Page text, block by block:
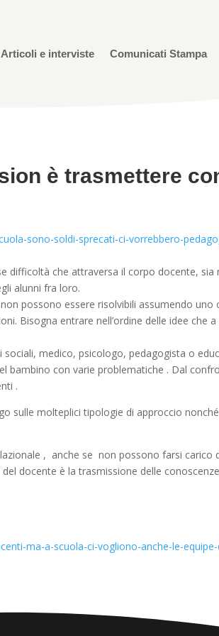
Articoli e interviste Comunicati Stampa
è trasmettere
sono-soldi-sprecati-ci-vorrebbero-
che attraversa il corpo docente, sia
alunni fra loro.
possono essere risolvibili assumendo uno
Bisogna entrare nell’ordine delle idee che
medico, psicologo, pedagogista o
con varie problematiche . Dal
.
sulle molteplici tipologie di approccio
, anche se non possono farsi carico
docente è la trasmissione delle
ma-a-scuola-ci-vogliono-anche-le-